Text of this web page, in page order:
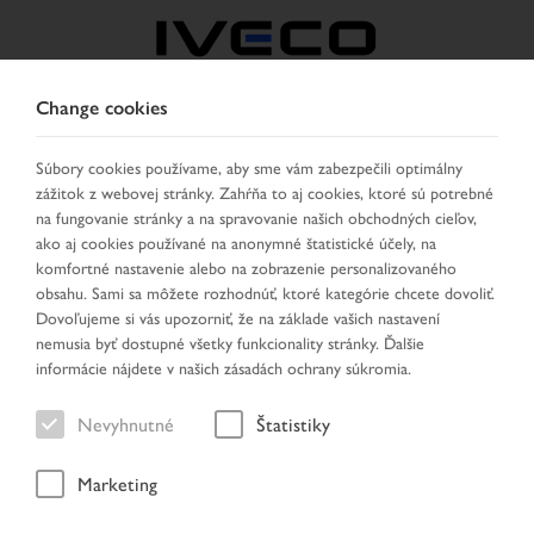
CZECH REPUBLIC /
SLOVAKIA
VYBRAŤ KRAJINU ZMENIŤ JAZYK
Toggle
navigation
MENU
Vozidlo
Change cookies
Súbory cookies používame, aby sme vám zabezpečili optimálny
zážitok z webovej stránky. Zahŕňa to aj cookies, ktoré sú potrebné
na fungovanie stránky a na spravovanie našich obchodných cieľov,
ako aj cookies používané na anonymné štatistické účely, na
komfortné nastavenie alebo na zobrazenie personalizovaného
obsahu. Sami sa môžete rozhodnúť, ktoré kategórie chcete dovoliť.
Dovoľujeme si vás upozorniť, že na základe vašich nastavení
nemusia byť dostupné všetky funkcionality stránky. Ďalšie
informácie nájdete v našich zásadách ochrany súkromia.
Nevyhnutné Štatistiky
Marketing